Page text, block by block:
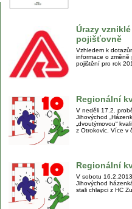
Úrazy
pojišťovně
Vzhledem k
informace o změně
pojištění pro rok
Regionální
V neděli 17.2.
Jihovýchod
„dvoutýmovou“
z Otrokovic. Více v
Regionální
V sobotu
Jihovýchod
stali chlapci z HC